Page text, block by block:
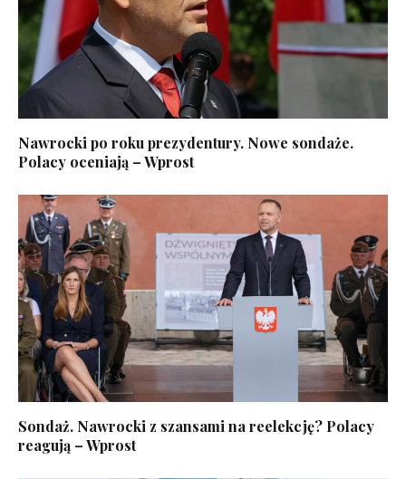
Nawrocki po roku prezydentury. Nowe sondaże.
Polacy oceniają – Wprost
Sondaż. Nawrocki z szansami na reelekcję? Polacy
reagują – Wprost